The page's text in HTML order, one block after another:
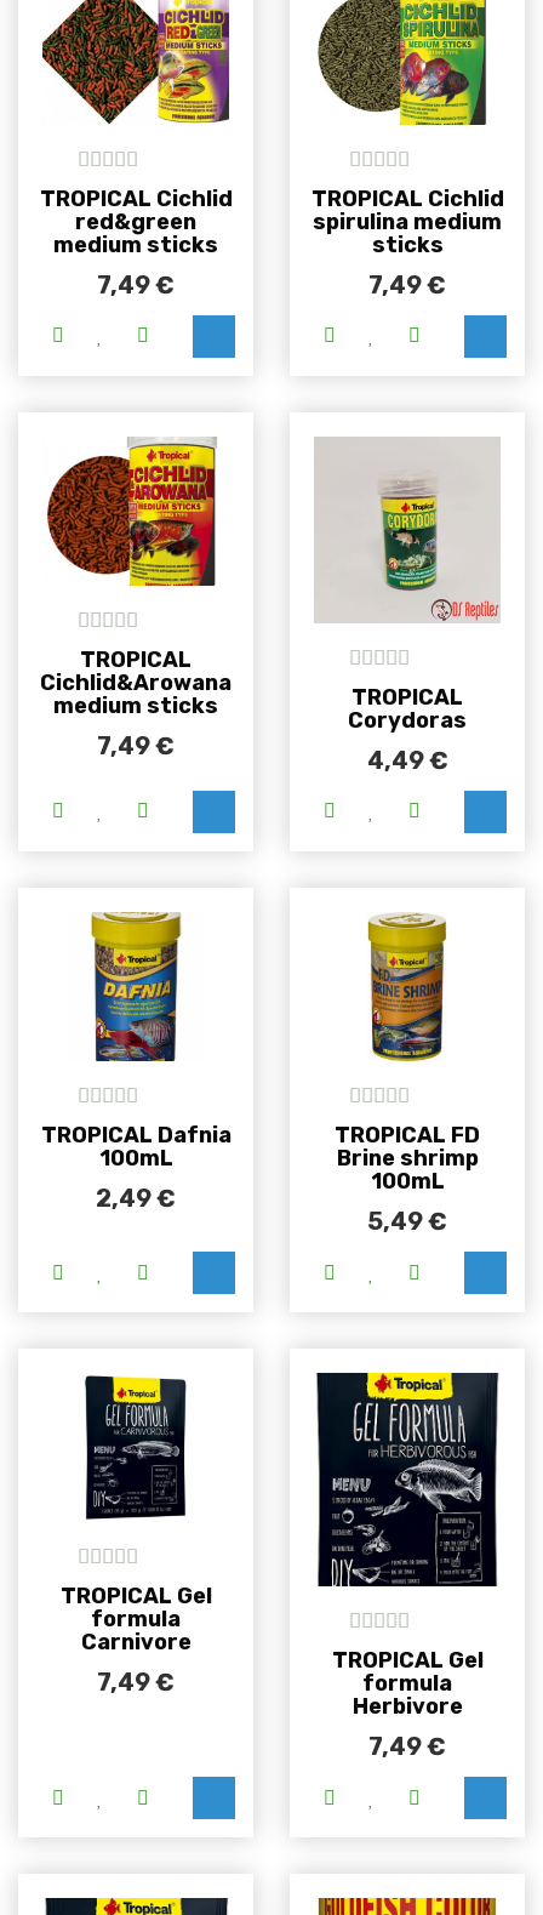
5out of 5
TROPICAL Cichlid
red&green
medium sticks
7,49€
Ovaj proizvod ima više varijanti. Opcije se
5out of 5
TROPICAL Cichlid
spirulina medium
sticks
7,49€
Ovaj proizvod
5out of 5
TROPICAL
Cichlid&Arowana
medium sticks
7,49€
Ovaj proizvod ima više varijanti. Opcije se
5out of 5
TROPICAL
Corydoras
4,49€
Ovaj proizvod
5out of 5
TROPICAL Dafnia
100mL
2,49€
5out of 5
TROPICAL FD
Brine shrimp
100mL
5,49€
5out of 5
TROPICAL Gel
formula
Carnivore
7,49€
5out of 5
TROPICAL Gel
formula
Herbivore
7,49€